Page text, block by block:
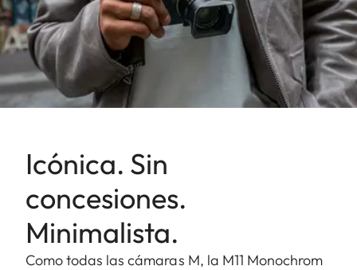
Icónica. Sin
concesiones.
Minimalista.
Como todas las cámaras M, la M11 Monochrom